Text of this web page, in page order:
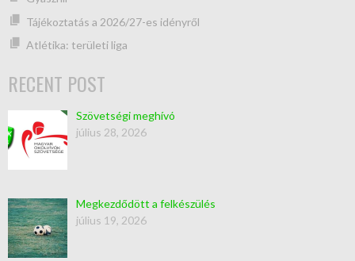
Tájékoztatás a 2026/27-es idényről
Atlétika: területi liga
RECENT POST
Szövetségi meghívó
július 28, 2026
Megkezdődött a felkészülés
július 19, 2026